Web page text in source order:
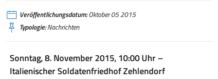
Veröffentlichungsdatum:Oktober 05 2015
Typologie:Nachrichten
Sonntag, 8. November 2015, 10:00 Uhr –
Italienischer Soldatenfriedhof Zehlendorf